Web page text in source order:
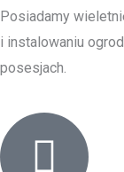
Posiadamy
i instalowaniu
posesjach.